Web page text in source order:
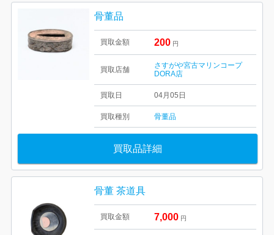
骨董品
買取金額 200 円
買取店舗
さすがや宮古マリンコープ
DORA店
買取日 04月05日
買取種別 骨董品
買取品詳細
骨董 茶道具
買取金額 7,000 円